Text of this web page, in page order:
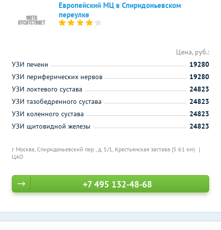
Европейский МЦ в Спиридоньевском
переулке
г. Москва, Спиридоньевский пер., д. 5/1, Крестьянская застава (5.61 км)
ЦАО
Цена, руб.:
УЗИ печени
19280
УЗИ периферических нервов
19280
УЗИ локтевого сустава
24823
УЗИ тазобедренного сустава
24823
УЗИ коленного сустава
24823
УЗИ щитовидной железы
24823
+7 495 132-48-68